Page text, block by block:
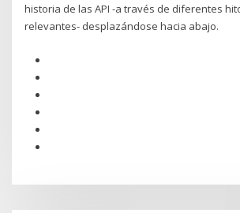
historia de las API -a través de diferentes
relevantes- desplazándose hacia abajo.